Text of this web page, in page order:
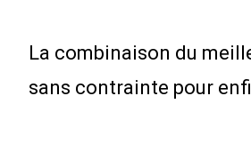
La combinaison du
sans contrainte pour